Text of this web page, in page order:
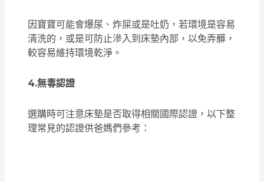
因寶寶可能會爆尿、炸屎或是吐奶，若環境是容易
清洗的，或是可防止滲入到床墊內部，以免弄髒，
較容易維持環境乾淨。
4.無毒認證
選購時可注意床墊是否取得相關國際認證，以下整
理常見的認證供爸媽們參考：